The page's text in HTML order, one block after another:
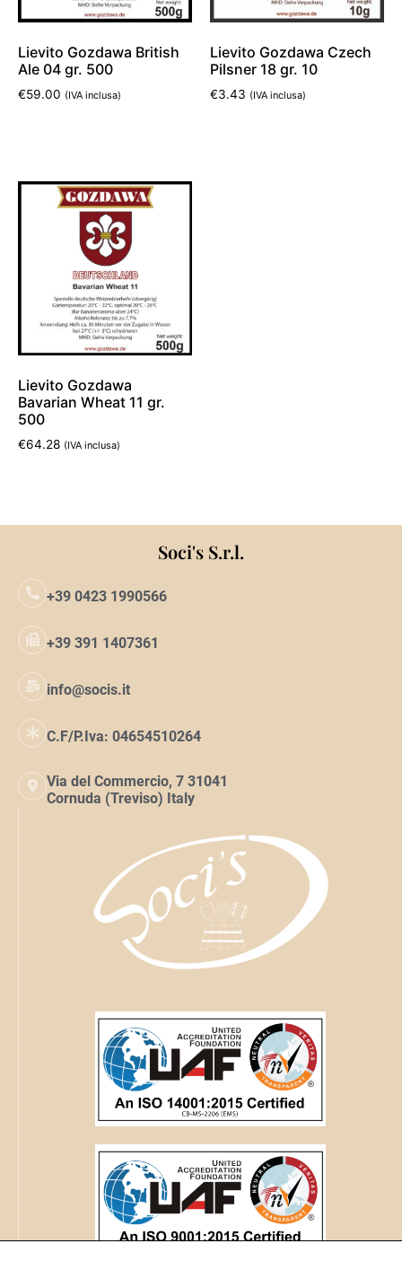
Lievito Gozdawa British
Ale 04 gr. 500
€59.00 (IVA inclusa)
Lievito Gozdawa Czech
Pilsner 18 gr. 10
€3.43 (IVA inclusa)
Lievito Gozdawa
Bavarian Wheat 11 gr.
500
€64.28 (IVA inclusa)
Soci's S.r.l.
+39 0423 1990566
+39 391 1407361
info@socis.it
C.F/P.Iva: 04654510264
Via del Commercio, 7 31041
Cornuda (Treviso) Italy